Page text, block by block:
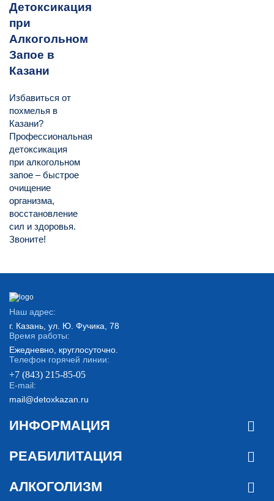
Детоксикация
при
Алкогольном
Запое в
Казани
Избавиться от
похмелья в
Казани?
Профессиональная
детоксикация
при алкогольном
запое – быстрое
очищение
организма,
восстановление
сил и здоровья.
Звоните!
Наш адрес:
г. Казань, ул. Ю. Фучика, 78
Время работы:
Ежедневно, круглосуточно.
Телефон горячей линии:
+7 (843) 215-85-05
E-mail:
mail@detoxkazan.ru
ИНФОРМАЦИЯ
РЕАБИЛИТАЦИЯ
АЛКОГОЛИЗМ